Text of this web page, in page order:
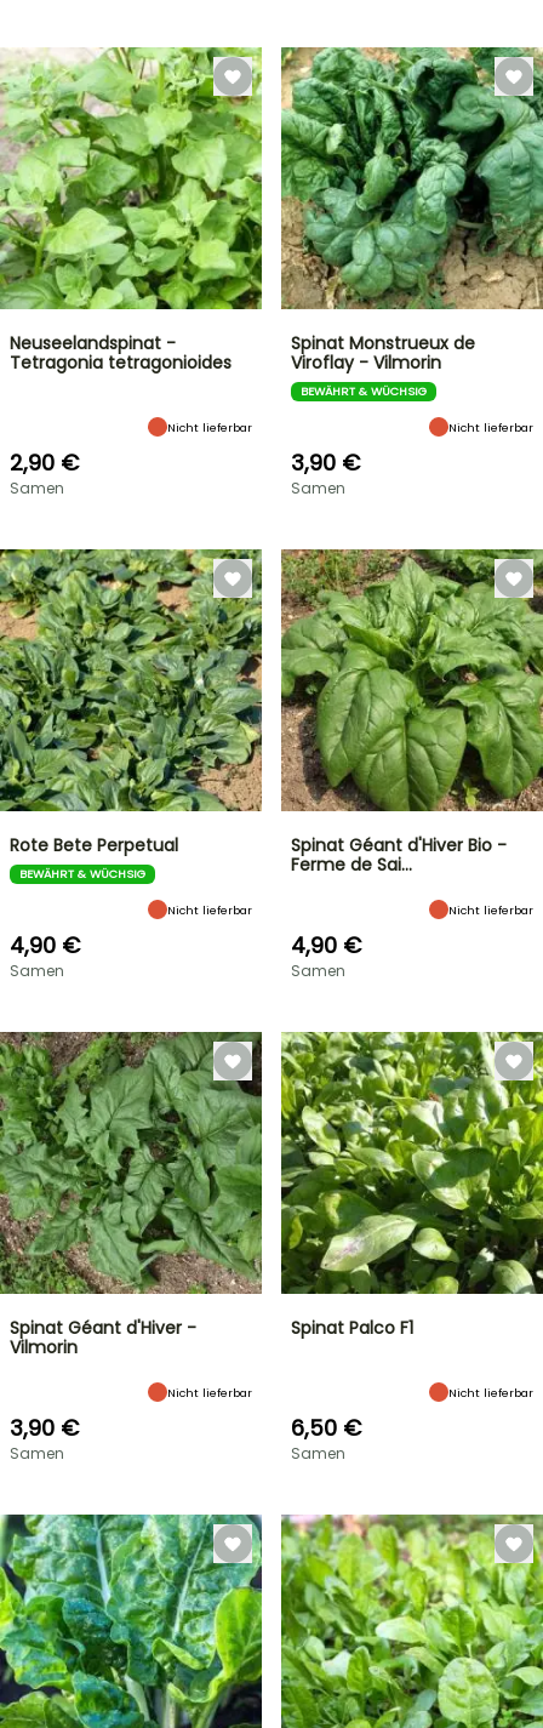
Neuseelandspinat -
Tetragonia tetragonioides
Nicht lieferbar
2,90 €
Samen
Spinat Monstrueux de
Viroflay - Vilmorin
BEWÄHRT & WÜCHSIG
Nicht lieferbar
3,90 €
Samen
Rote Bete Perpetual
BEWÄHRT & WÜCHSIG
Nicht lieferbar
4,90 €
Samen
Spinat Géant d'Hiver Bio -
Ferme de Sai…
Nicht lieferbar
4,90 €
Samen
Spinat Géant d'Hiver -
Vilmorin
Nicht lieferbar
3,90 €
Samen
Spinat Palco F1
Nicht lieferbar
6,50 €
Samen